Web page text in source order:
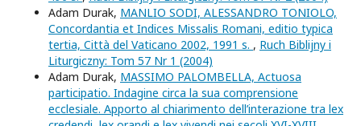
Adam Durak, MANLIO SODI, ALESSANDRO TONIOLO,
Concordantia et Indices Missalis Romani, editio typica
tertia, Città del Vaticano 2002, 1991 s. , Ruch Biblijny i
Liturgiczny: Tom 57 Nr 1 (2004)
Adam Durak, MASSIMO PALOMBELLA, Actuosa
participatio. Indagine circa la sua comprensione
ecclesiale. Apporto al chiarimento dell’interazione tra lex